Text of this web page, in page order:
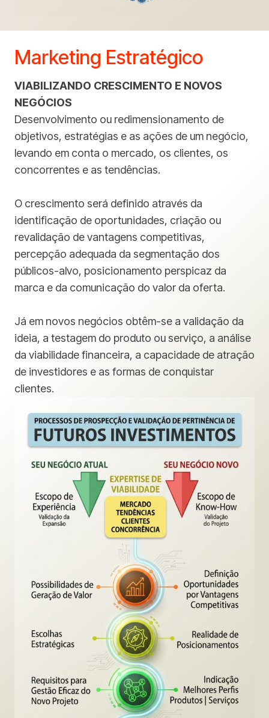
Marketing Estratégico
VIABILIZANDO CRESCIMENTO E NOVOS
NEGÓCIOS
Desenvolvimento ou redimensionamento de
objetivos, estratégias e as ações de um negócio,
levando em conta o mercado, os clientes, os
concorrentes e as tendências.
O crescimento será definido através da
identificação de oportunidades, criação ou
revalidação de vantagens competitivas,
percepção adequada da segmentação dos
públicos-alvo, posicionamento perspicaz da
marca e da comunicação do valor da oferta.
Já em novos negócios obtêm-se a validação da
ideia, a testagem do produto ou serviço, a análise
da viabilidade financeira, a capacidade de atração
de investidores e as formas de conquistar
clientes.